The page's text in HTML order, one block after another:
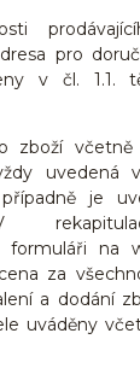
pro
v čl. 1.1.
zboží
uvedená
je
formuláři na
za
a dodání
uváděny